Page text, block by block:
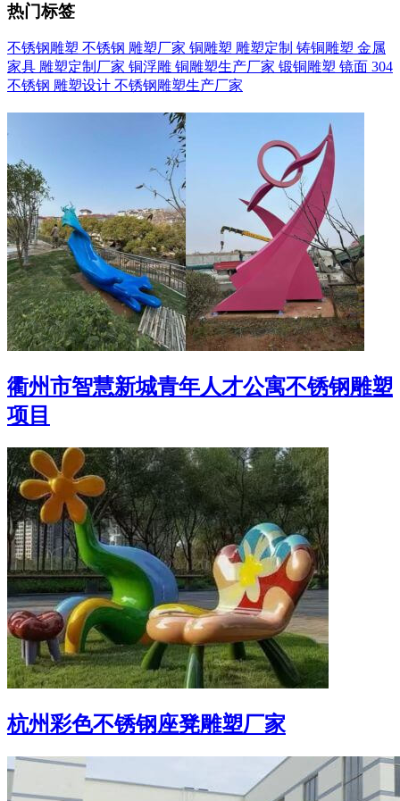
热门标签
不锈钢雕塑 不锈钢 雕塑厂家 铜雕塑 雕塑定制 铸铜雕塑 金属
家具 雕塑定制厂家 铜浮雕 铜雕塑生产厂家 锻铜雕塑 镜面 304
不锈钢 雕塑设计 不锈钢雕塑生产厂家
衢州市智慧新城青年人才公寓不锈钢雕塑
项目
杭州彩色不锈钢座凳雕塑厂家